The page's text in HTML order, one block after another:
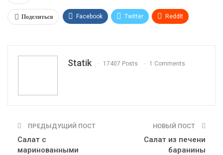
Поделиться Facebook Twitter ReddIt
Statik 17407 Posts 1 Comments
ПРЕДЫДУЩИЙ ПОСТ
Салат с
маринованными
НОВЫЙ ПОСТ
Салат из печени
баранины